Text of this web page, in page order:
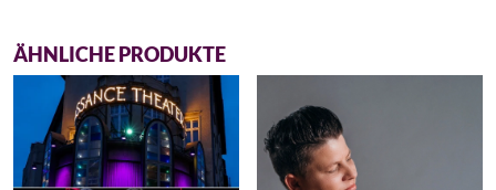
ÄHNLICHE PRODUKTE